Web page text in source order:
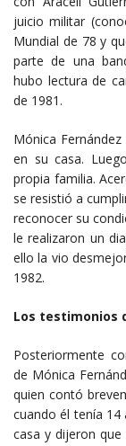
juicio militar
Mundial de 78 y
parte de una
hubo lectura de
de 1981.
Mónica
en su casa.
propia familia.
se resistió a
reconocer su
le realizaron un
ello la vio
1982.
Los testimonios
Posteriormente
de Mónica
quien contó
cuando él tenía 14
casa y dijeron que